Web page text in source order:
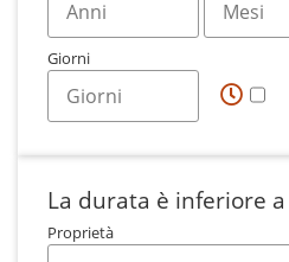
Giorni
La durata è inferiore a
Proprietà